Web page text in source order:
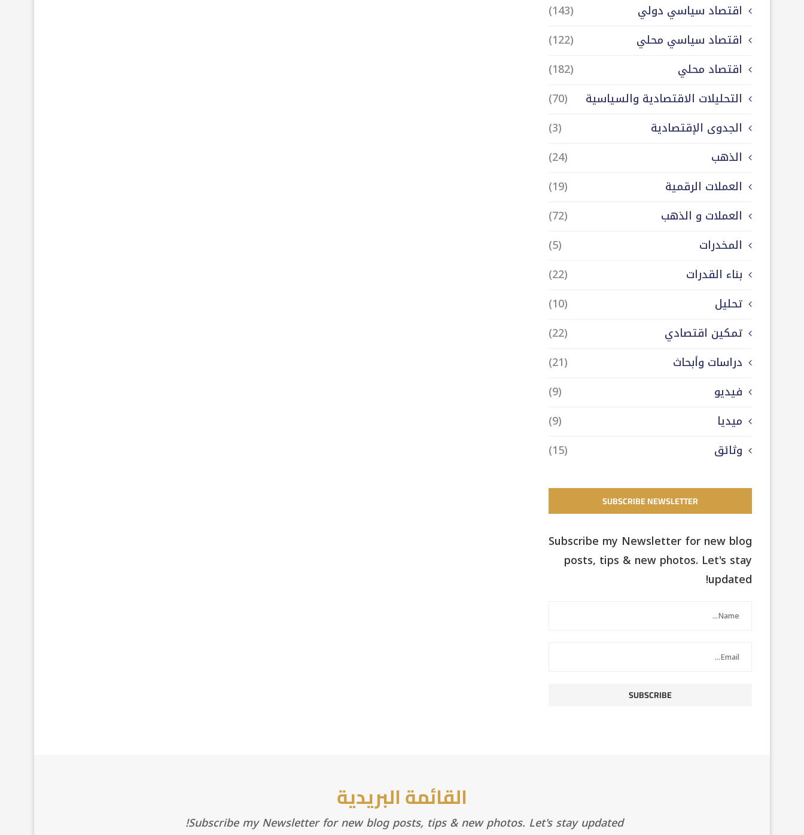
اقتصاد سياسي دولي
(143)
اقتصاد سياسي محلي
(122)
اقتصاد محلي
(182)
التحليلات الاقتصادية والسياسية
(70)
الجدوى الإقتصادية
(3)
الذهب
(24)
العملات الرقمية
(19)
العملات و الذهب
(72)
المخدرات
(5)
بناء القدرات
(22)
تحليل
(10)
تمكين اقتصادي
(22)
دراسات وأبحاث
(21)
فيديو
(9)
ميديا
(9)
وثائق
(15)
SUBSCRIBE NEWSLETTER
Subscribe my Newsletter for new blog
posts, tips & new photos. Let's stay
updated!
القائمة البريدية
Subscribe my Newsletter for new blog posts, tips & new photos. Let's stay updated!